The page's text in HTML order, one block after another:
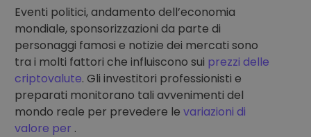
Eventi politici, andamento dell’economia
mondiale, sponsorizzazioni da parte di
personaggi famosi e notizie dei mercati sono
tra i molti fattori che influiscono sui prezzi delle
criptovalute. Gli investitori professionisti e
preparati monitorano tali avvenimenti del
mondo reale per prevedere le variazioni di
valore per .